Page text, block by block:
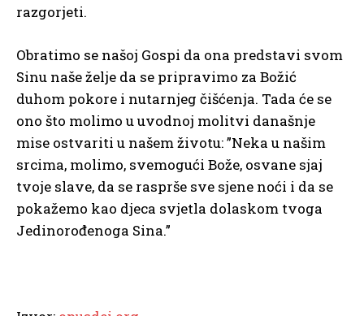
razgorjeti.
Obratimo se našoj Gospi da ona predstavi svom
Sinu naše želje da se pripravimo za Božić
duhom pokore i nutarnjeg čišćenja. Tada će se
ono što molimo u uvodnoj molitvi današnje
mise ostvariti u našem životu: ”Neka u našim
srcima, molimo, svemogući Bože, osvane sjaj
tvoje slave, da se rasprše sve sjene noći i da se
pokažemo kao djeca svjetla dolaskom tvoga
Jedinorođenoga Sina.”